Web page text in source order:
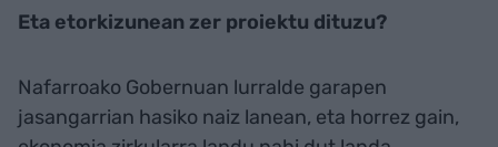
Eta etorkizunean zer proiektu dituzu?
Nafarroako Gobernuan lurralde garapen
jasangarrian hasiko naiz lanean, eta horrez gain,